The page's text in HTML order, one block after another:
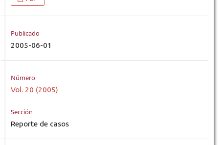
Publicado
2005-06-01
Número
Vol. 20 (2005)
Sección
Reporte de casos